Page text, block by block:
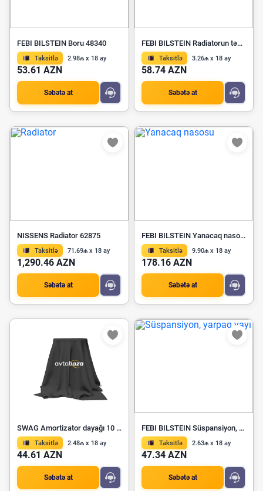
FEBI BILSTEIN Boru 48340
Taksitlə 2.98₼ x 18 ay
53.61 AZN
Səbətə at
FEBI BILSTEIN Radiatorun tənzimləyicisi 11089
Taksitlə 3.26₼ x 18 ay
58.74 AZN
Səbətə at
NISSENS Radiator 62875
Taksitlə 71.69₼ x 18 ay
1,290.46 AZN
Səbətə at
FEBI BILSTEIN Yanacaq nasosu 47551
Taksitlə 9.90₼ x 18 ay
178.16 AZN
Səbətə at
SWAG Amortizator dayağı 10 93 1475
Taksitlə 2.48₼ x 18 ay
44.61 AZN
Səbətə at
FEBI BILSTEIN Süspansiyon, yarpaq yayı 04179
Taksitlə 2.63₼ x 18 ay
47.34 AZN
Səbətə at